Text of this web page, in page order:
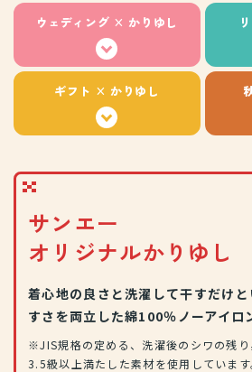
ウェディング × かりゆし
ギフト × かりゆし
サンエー
オリジナルかりゆし
着心地の良さと洗濯して干すだけ
すさを両立した綿100％ノーアイロ
※JIS規格の定める、洗濯後のシワの残
3.5級以上満たした素材を使用しています